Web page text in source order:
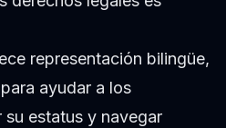
representación bilingüe,
ayudar a los
estatus y navegar